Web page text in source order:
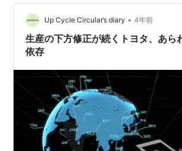
これまで「世界の工場」として多くの製
ましたが、近年ではハイテク産業の育成と
を入れています。しかし、米中経済対立
り、半導体や先端技術分野での輸出管理
Up Cycle Circular’s diary • 4年前
生産の下方修正が続くトヨタ、あら
依存